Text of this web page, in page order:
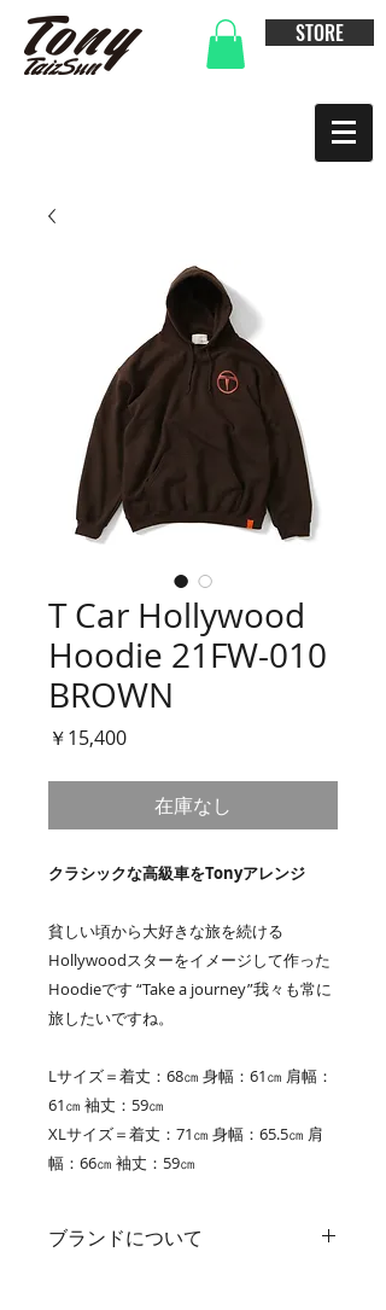
STORE
T Car Hollywood
Hoodie 21FW-010
BROWN
￥15,400価
在庫なし
クラシックな高級車をTonyアレンジ
貧しい頃から大好きな旅を続ける
Hollywoodスターをイメージして作った
Hoodieです “Take a journey”我々も常に
旅したいですね。
Lサイズ＝着丈：68㎝ 身幅：61㎝ 肩幅：
61㎝ 袖丈：59㎝
XLサイズ＝着丈：71㎝ 身幅：65.5㎝ 肩
幅：66㎝ 袖丈：59㎝
ブランドについて